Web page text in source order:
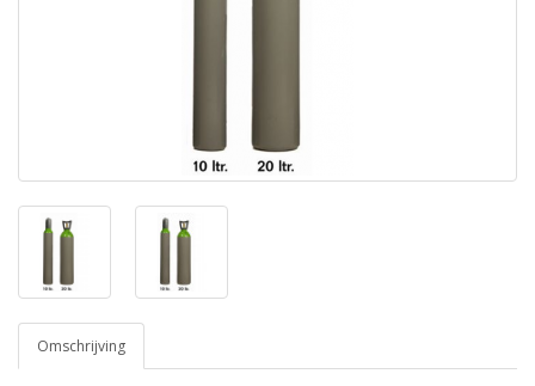
Omschrijving